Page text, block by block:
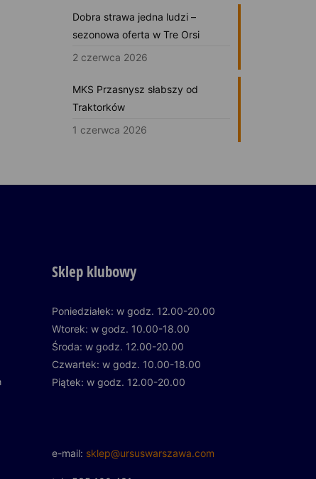
Dobra strawa jedna ludzi –
sezonowa oferta w Tre Orsi
2 czerwca 2026
MKS Przasnysz słabszy od
Traktorków
1 czerwca 2026
Sklep klubowy
Poniedziałek: w godz. 12.00-20.00
Wtorek: w godz. 10.00-18.00
Środa: w godz. 12.00-20.00
Czwartek: w godz. 10.00-18.00
Piątek: w godz. 12.00-20.00
e-mail: sklep@ursuswarszawa.com